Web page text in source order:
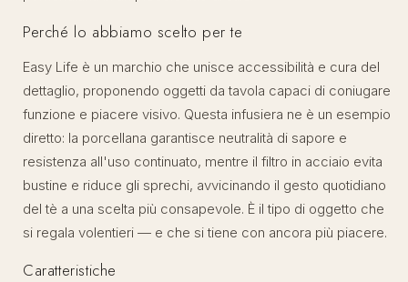
Perché lo abbiamo scelto per te
Easy Life è un marchio che unisce accessibilità e cura del
dettaglio, proponendo oggetti da tavola capaci di coniugare
funzione e piacere visivo. Questa infusiera ne è un esempio
diretto: la porcellana garantisce neutralità di sapore e
resistenza all'uso continuato, mentre il filtro in acciaio evita
bustine e riduce gli sprechi, avvicinando il gesto quotidiano
del tè a una scelta più consapevole. È il tipo di oggetto che
si regala volentieri — e che si tiene con ancora più piacere.
Caratteristiche